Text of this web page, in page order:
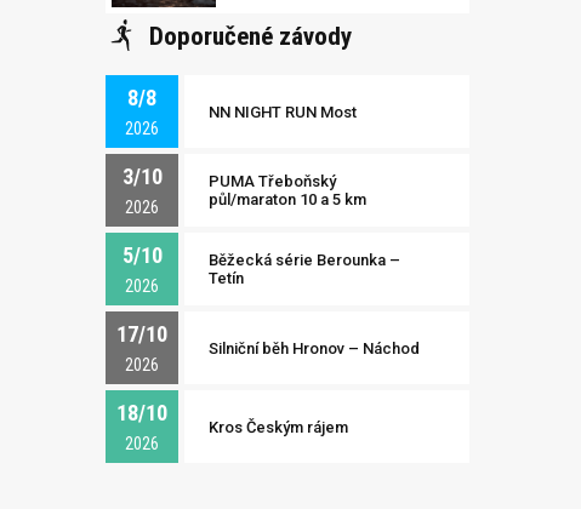
Doporučené závody
8/8
2026
NN NIGHT RUN Most
3/10
2026
PUMA Třeboňský
půl/maraton 10 a 5 km
5/10
2026
Běžecká série Berounka –
Tetín
17/10
2026
Silniční běh Hronov – Náchod
18/10
2026
Kros Českým rájem